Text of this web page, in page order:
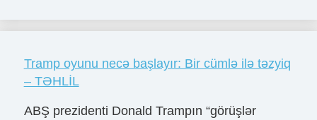
Tramp oyunu necə başlayır: Bir cümlə ilə təzyiq
– TƏHLİL
ABŞ prezidenti Donald Trampın “görüşlər